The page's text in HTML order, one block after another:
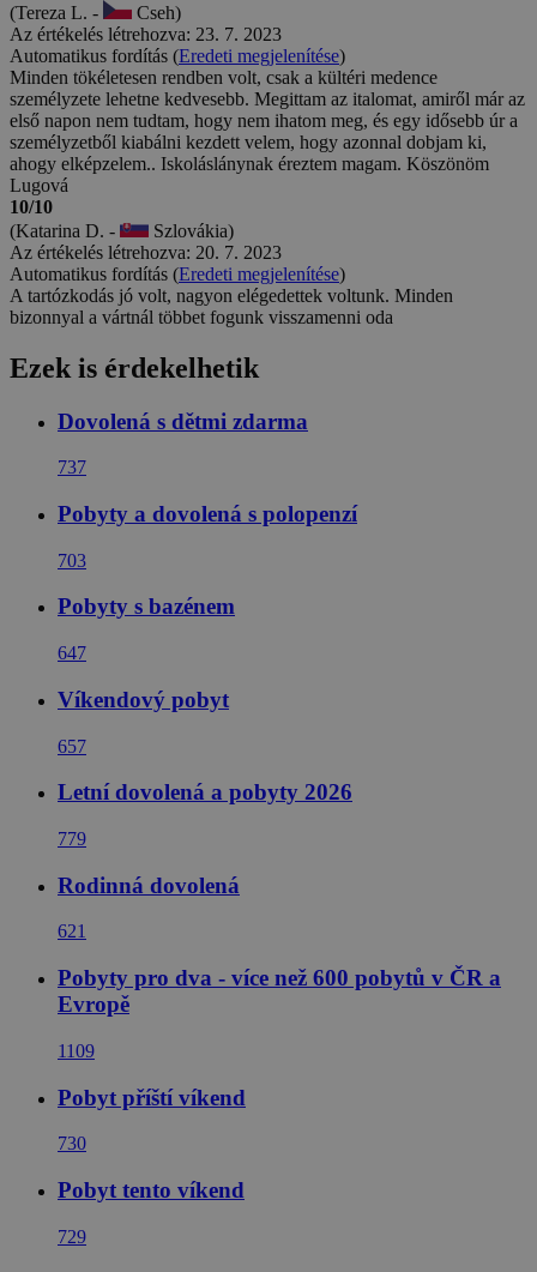
(Tereza L. -
Cseh)
Az értékelés létrehozva: 23. 7. 2023
Automatikus fordítás (Eredeti megjelenítése)
Minden tökéletesen rendben volt, csak a kültéri medence
személyzete lehetne kedvesebb. Megittam az italomat, amiről már az
első napon nem tudtam, hogy nem ihatom meg, és egy idősebb úr a
személyzetből kiabálni kezdett velem, hogy azonnal dobjam ki,
ahogy elképzelem.. Iskoláslánynak éreztem magam. Köszönöm
Lugová
10/10
(Katarina D. -
Szlovákia)
Az értékelés létrehozva: 20. 7. 2023
Automatikus fordítás (Eredeti megjelenítése)
A tartózkodás jó volt, nagyon elégedettek voltunk. Minden
bizonnyal a vártnál többet fogunk visszamenni oda
Ezek is érdekelhetik
Dovolená s dětmi zdarma
737
Pobyty a dovolená s polopenzí
703
Pobyty s bazénem
647
Víkendový pobyt
657
Letní dovolená a pobyty 2026
779
Rodinná dovolená
621
Pobyty pro dva - více než 600 pobytů v ČR a
Evropě
1109
Pobyt příští víkend
730
Pobyt tento víkend
729